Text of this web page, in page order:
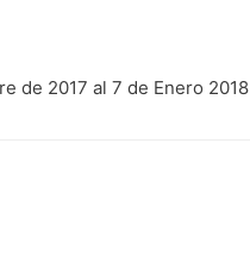
de 2017 al 7 de Enero 2018